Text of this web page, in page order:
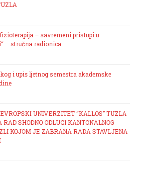
fizioterapija – savremeni pristupi u
– stručna radionica
i upis ljetnog semestra akademske
UNIVERZITET “KALLOS” TUZLA
RAD SHODNO ODLUCI KANTONALNOG
KOJOM JE ZABRANA RADA STAVLJENA